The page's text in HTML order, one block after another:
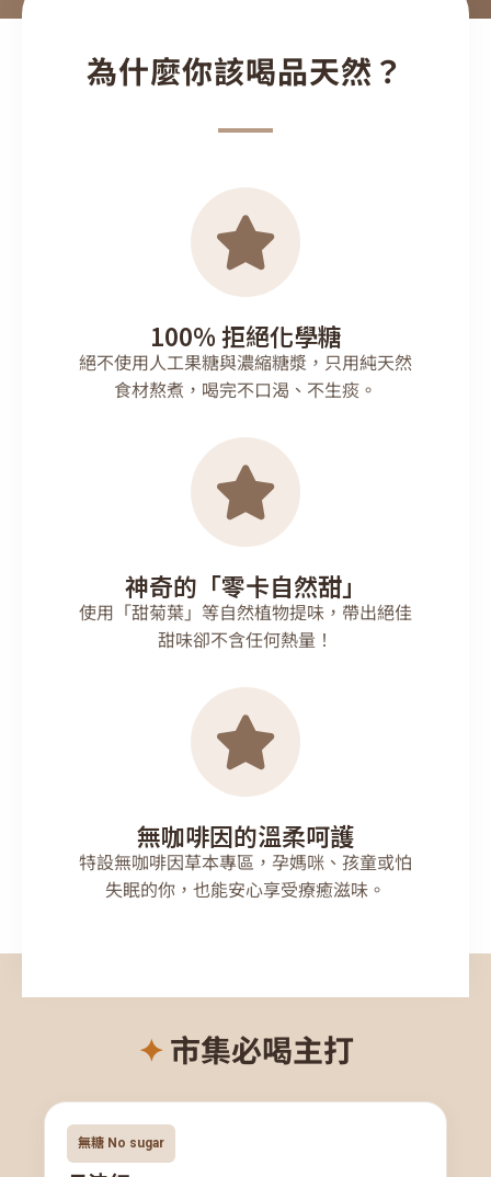
為什麼你該喝品天然？
100% 拒絕化學糖
絕不使用人工果糖與濃縮糖漿，只用純天然
食材熬煮，喝完不口渴、不生痰。
神奇的「零卡自然甜」
使用「甜菊葉」等自然植物提味，帶出絕佳
甜味卻不含任何熱量！
無咖啡因的溫柔呵護
特設無咖啡因草本專區，孕媽咪、孩童或怕
失眠的你，也能安心享受療癒滋味。
✦市集必喝主打
無糖 No sugar